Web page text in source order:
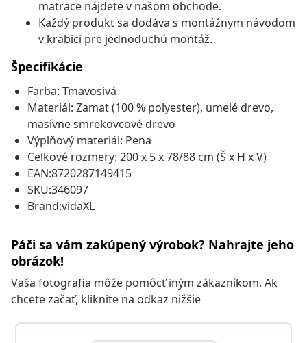
matrace nájdete v našom obchode.
Každý produkt sa dodáva s montážnym návodom
v krabici pre jednoduchú montáž.
Špecifikácie
Farba: Tmavosivá
Materiál: Zamat (100 % polyester), umelé drevo,
masívne smrekovcové drevo
Výplňový materiál: Pena
Celkové rozmery: 200 x 5 x 78/88 cm (Š x H x V)
EAN:8720287149415
SKU:346097
Brand:vidaXL
Páči sa vám zakúpený výrobok? Nahrajte jeho
obrázok!
Vaša fotografia môže pomôcť iným zákazníkom. Ak
chcete začať, kliknite na odkaz nižšie